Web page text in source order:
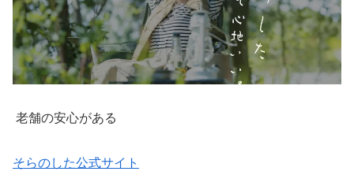
老舗の安心がある
そらのした公式サイト